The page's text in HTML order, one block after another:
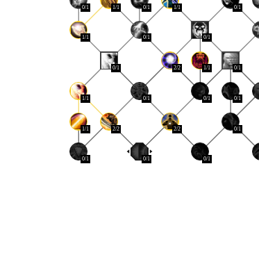
0/1 1/1 0/1 1/1 0/1
1/1 0/1 0/1
0/1 2/2 1/1 0/1
1/1 0/1 0/1 0/1
1/1 2/2 2/2 0/1
0/1 0/1 0/1